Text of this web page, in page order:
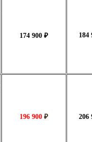
174 900 ₽ 184
196 900 ₽ 206